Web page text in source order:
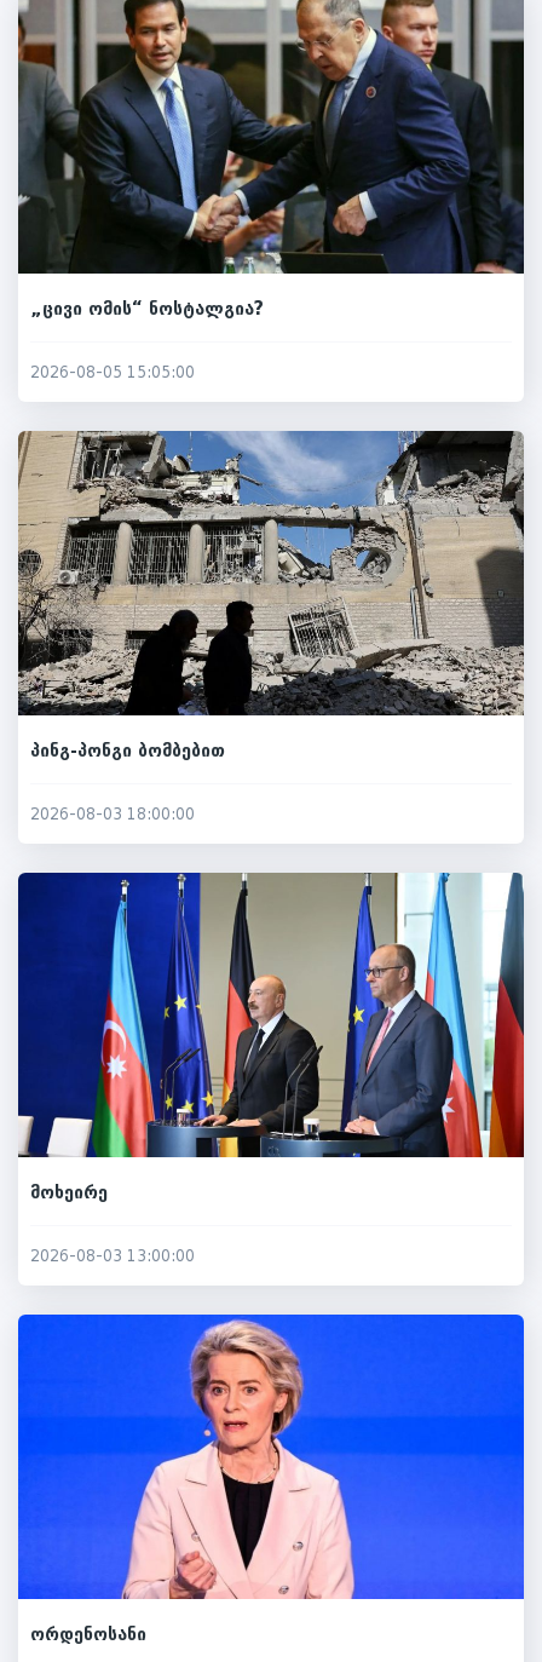
„ცივი ომის“ ნოსტალგია?
2026-08-05 15:05:00
პინგ-პონგი ბომბებით
2026-08-03 18:00:00
მოხეირე
2026-08-03 13:00:00
ორდენოსანი